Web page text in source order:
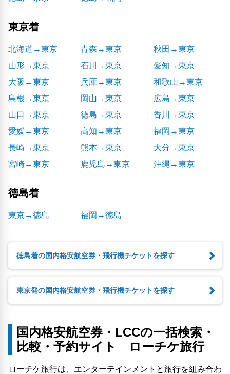
東京着
北海道→東京 青森→東京
秋田→東京
山形→東京
石川→東京
愛知→東京
大阪→東京
兵庫→東京
和歌山→東京
島根→東京
岡山→東京
広島→東京
山口→東京
徳島→東京
香川→東京
愛媛→東京
高知→東京
福岡→東京
長崎→東京
熊本→東京
大分→東京
宮崎→東京
鹿児島→東京 沖縄→東京
徳島着
東京→徳島 福岡→徳島
徳島着の国内格安航空券・飛行機チケットを探す
東京発の国内格安航空券・飛行機チケットを探す
国内格安航空券・LCCの一括検索・
比較・予約サイト ローチケ旅行
ローチケ旅行は、エンターテインメントと旅行を組み合わ